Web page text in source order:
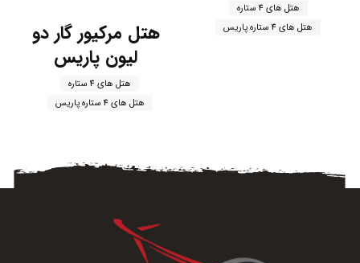
هتل های 4 ستاره
هتل های 4 ستاره پاریس
هتل مرکیور گار دو
لیون پاریس
هتل های 4 ستاره
هتل های 4 ستاره پاریس